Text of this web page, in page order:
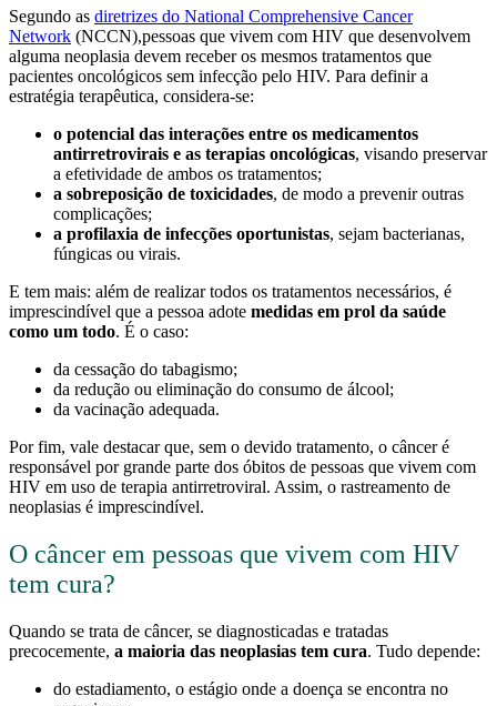
Segundo as diretrizes do National Comprehensive Cancer
Network (NCCN),pessoas que vivem com HIV que desenvolvem
alguma neoplasia devem receber os mesmos tratamentos que
pacientes oncológicos sem infecção pelo HIV. Para definir a
estratégia terapêutica, considera-se:
o potencial das interações entre os medicamentos
antirretrovirais e as terapias oncológicas, visando preservar
a efetividade de ambos os tratamentos;
a sobreposição de toxicidades, de modo a prevenir outras
complicações;
a profilaxia de infecções oportunistas, sejam bacterianas,
fúngicas ou virais.
E tem mais: além de realizar todos os tratamentos necessários, é
imprescindível que a pessoa adote medidas em prol da saúde
como um todo. É o caso:
da cessação do tabagismo;
da redução ou eliminação do consumo de álcool;
da vacinação adequada.
Por fim, vale destacar que, sem o devido tratamento, o câncer é
responsável por grande parte dos óbitos de pessoas que vivem com
HIV em uso de terapia antirretroviral. Assim, o rastreamento de
neoplasias é imprescindível.
O câncer em pessoas que vivem com HIV
tem cura?
Quando se trata de câncer, se diagnosticadas e tratadas
precocemente, a maioria das neoplasias tem cura. Tudo depende:
do estadiamento, o estágio onde a doença se encontra no